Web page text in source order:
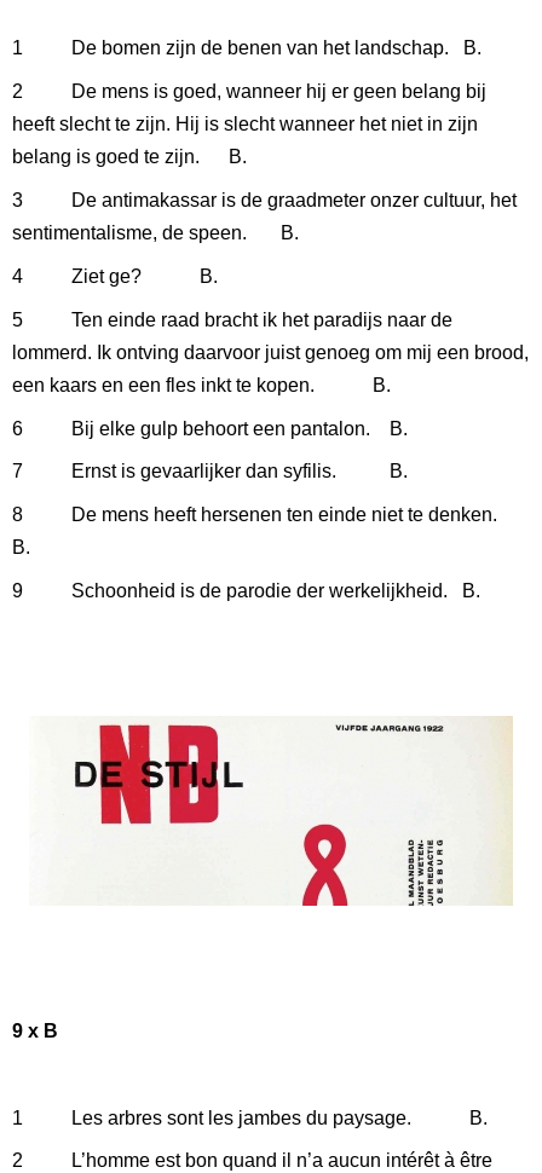
1 De bomen zijn de benen van het landschap. B.
2 De mens is goed, wanneer hij er geen belang bij
heeft slecht te zijn. Hij is slecht wanneer het niet in zijn
belang is goed te zijn. B.
3 De antimakassar is de graadmeter onzer cultuur, het
sentimentalisme, de speen. B.
4 Ziet ge? B.
5 Ten einde raad bracht ik het paradijs naar de
lommerd. Ik ontving daarvoor juist genoeg om mij een brood,
een kaars en een fles inkt te kopen. B.
6 Bij elke gulp behoort een pantalon. B.
7 Ernst is gevaarlijker dan syfilis. B.
8 De mens heeft hersenen ten einde niet te denken.
B.
9 Schoonheid is de parodie der werkelijkheid. B.
9 x B
1 Les arbres sont les jambes du paysage. B.
2 L’homme est bon quand il n’a aucun intérêt à être